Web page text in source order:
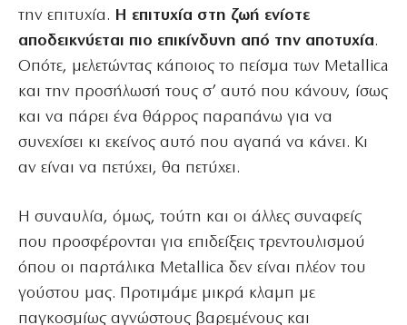
την επιτυχία. Η επιτυχία στη ζωή ενίοτε
αποδεικνύεται πιο επικίνδυνη από την αποτυχία.
Οπότε, μελετώντας κάποιος το πείσμα των Metallica
και την προσήλωσή τους σ’ αυτό που κάνουν, ίσως
και να πάρει ένα θάρρος παραπάνω για να
συνεχίσει κι εκείνος αυτό που αγαπά να κάνει. Κι
αν είναι να πετύχει, θα πετύχει.
Η συναυλία, όμως, τούτη και οι άλλες συναφείς
που προσφέρονται για επιδείξεις τρεντουλισμού
όπου οι παρτάλικα Metallica δεν είναι πλέον του
γούστου μας. Προτιμάμε μικρά κλαμπ με
παγκοσμίως αγνώστους βαρεμένους και